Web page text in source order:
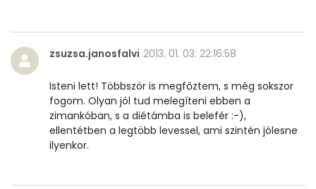
zsuzsa.janosfalvi 2013. 01. 03. 22:16:58
Isteni lett! Többször is megfőztem, s még sokszor
fogom. Olyan jól tud melegíteni ebben a
zimankóban, s a diétámba is belefér :-),
ellentétben a legtöbb levessel, ami szintén jólesne
ilyenkor.